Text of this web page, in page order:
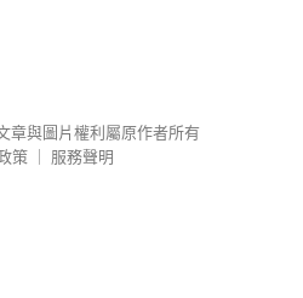
章與圖片權利屬原作者所有
策
服務聲明